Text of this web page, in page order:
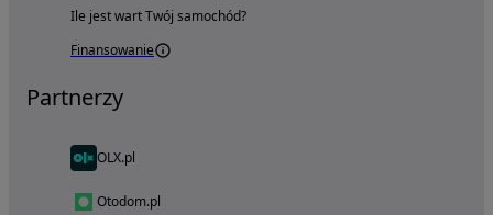
Ile jest wart Twój samochód?
Finansowanie
Partnerzy
OLX.pl
Otodom.pl